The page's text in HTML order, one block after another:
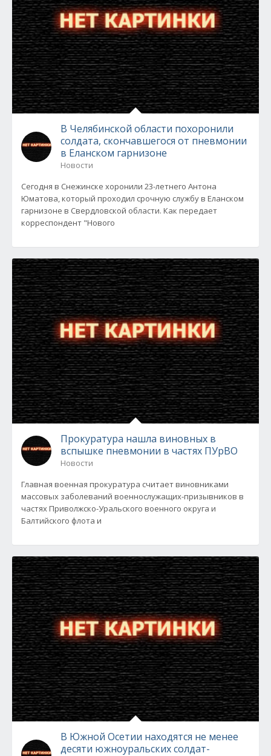
В Челябинской области похоронили
солдата, скончавшегося от пневмонии
в Еланском гарнизоне
Новости
Сегодня в Снежинске хоронили 23-летнего Антона
Юматова, который проходил срочную службу в Еланском
гарнизоне в Свердловской области. Как передает
корреспондент "Нового
Прокуратура нашла виновных в
вспышке пневмонии в частях ПУрВО
Новости
Главная военная прокуратура считает виновниками
массовых заболеваний военнослужащих-призывников в
частях Приволжско-Уральского военного округа и
Балтийского флота и
В Южной Осетии находятся не менее
десяти южноуральских солдат-